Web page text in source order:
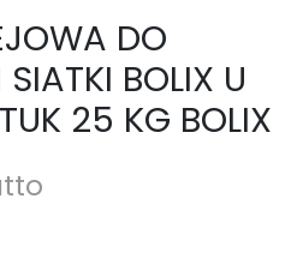
DO
BOLIX U
25 KG BOLIX